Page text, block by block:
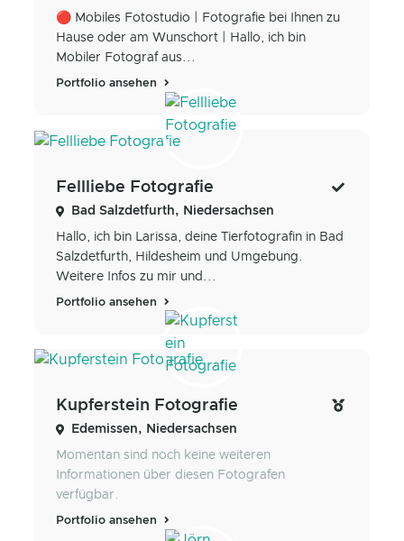
🔴 Mobiles Fotostudio | Fotografie bei Ihnen zu
Hause oder am Wunschort | Hallo, ich bin
Mobiler Fotograf aus...
Portfolio ansehen
Fellliebe Fotografie
Bad Salzdetfurth, Niedersachsen
Hallo, ich bin Larissa, deine Tierfotografin in Bad
Salzdetfurth, Hildesheim und Umgebung.
Weitere Infos zu mir und...
Portfolio ansehen
Kupferstein Fotografie
Edemissen, Niedersachsen
Momentan sind noch keine weiteren
Informationen über diesen Fotografen
verfügbar.
Portfolio ansehen